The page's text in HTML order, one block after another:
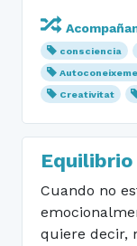
consciencia
Creativitat
Cuando no
quiere decir,